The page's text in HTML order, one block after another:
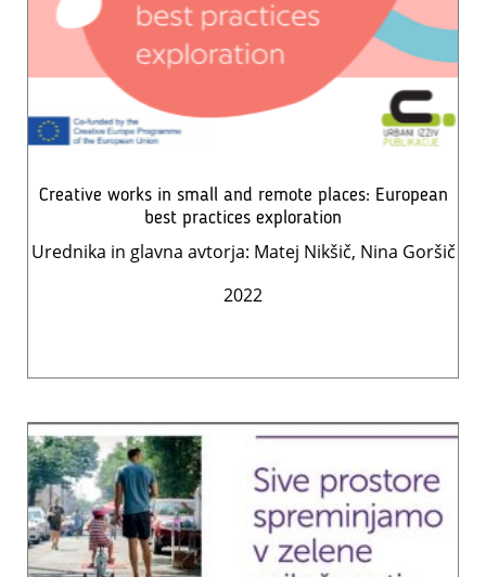
Creative works in small and remote places: European
best practices exploration
Urednika in glavna avtorja: Matej Nikšič, Nina Goršič
2022